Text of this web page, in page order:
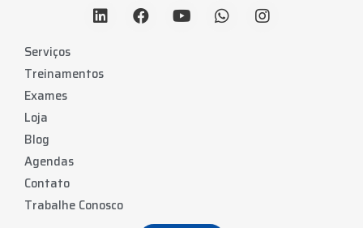
Serviços
Treinamentos
Exames
Loja
Blog
Agendas
Contato
Trabalhe Conosco